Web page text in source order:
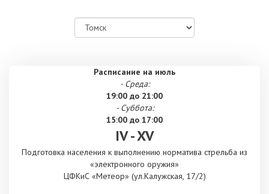
Расписание на июль
- Среда:
19:00 до 21:00
- Суббота:
15:00 до 17:00
IV - XV
Подготовка населения к выполнению норматива стрельба из
«электронного оружия»
ЦФКиС «Метеор» (ул.Калужская, 17/2)